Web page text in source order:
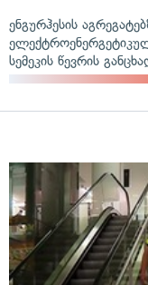
ენგურჰესის
სემეკის წევრის